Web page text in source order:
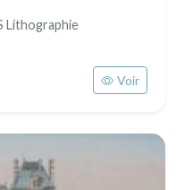
Lithographie
Voir